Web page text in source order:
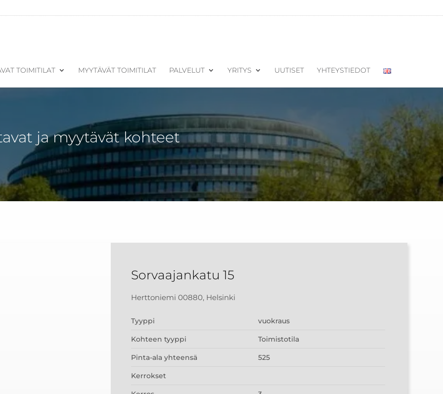
TOIMITILAT MYYTÄVÄT TOIMITILAT PALVELUT YRITYS UUTISET YHTEYSTIEDOT
ja myytävät kohteet
Sorvaajankatu 15
Herttoniemi 00880, Helsinki
Tyyppi vuokraus
Kohteen tyyppi Toimistotila
Pinta-ala yhteensä 525
Kerrokset